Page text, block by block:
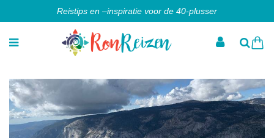
Reistips en –inspiratie voor de 40-plusser